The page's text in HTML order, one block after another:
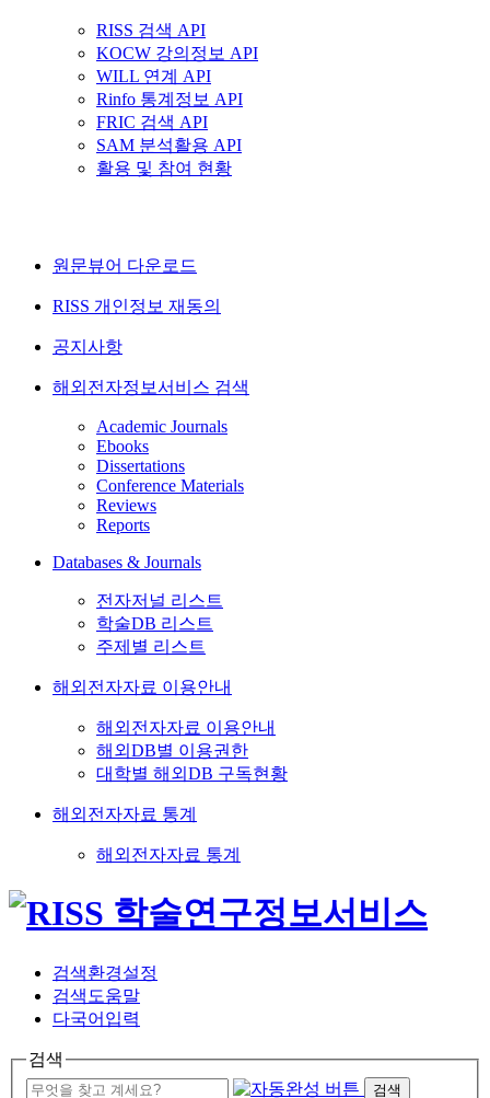
RISS 검색 API
KOCW 강의정보 API
WILL 연계 API
Rinfo 통계정보 API
FRIC 검색 API
SAM 분석활용 API
활용 및 참여 현황
원문뷰어 다운로드
RISS 개인정보 재동의
공지사항
해외전자정보서비스 검색
Academic Journals
Ebooks
Dissertations
Conference Materials
Reviews
Reports
Databases & Journals
전자저널 리스트
학술DB 리스트
주제별 리스트
해외전자자료 이용안내
해외전자자료 이용안내
해외DB별 이용권한
대학별 해외DB 구독현황
해외전자자료 통계
해외전자자료 통계
검색환경설정
검색도움말
다국어입력
검색
검색